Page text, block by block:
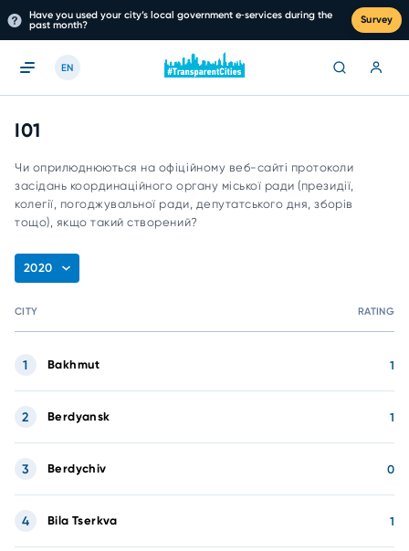
Have you used your city’s local government e‑services during the
past month?
Survey
EN
I01
Чи оприлюднюються на офіційному веб-сайті протоколи
засідань координаційного органу міської ради (президії,
колегії, погоджувальної ради, депутатського дня, зборів
тощо), якщо такий створений?
2020
CITY RATING
Bakhmut 1
1
Berdyansk 1
2
Berdychiv 0
3
Bila Tserkva 1
4